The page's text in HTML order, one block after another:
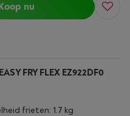
nu
FRY FLEX EZ922DF0
frieten: 1.7 kg